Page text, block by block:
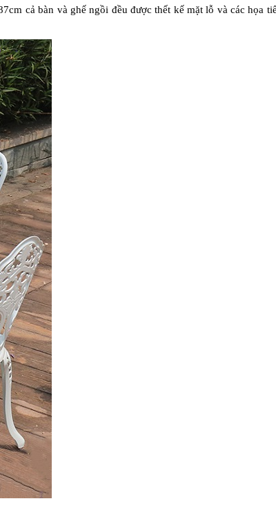
cả bàn và ghế ngồi đều được thết kế mặt lỗ và các họa